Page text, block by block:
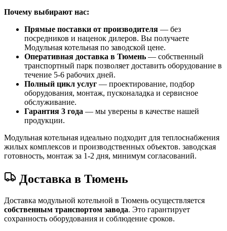
Почему выбирают нас:
Прямые поставки от производителя — без
посредников и наценок дилеров. Вы получаете
Модульная котельная по заводской цене.
Оперативная доставка в Тюмень — собственный
транспортный парк позволяет доставить оборудование в
течение 5-6 рабочих дней.
Полный цикл услуг — проектирование, подбор
оборудования, монтаж, пусконаладка и сервисное
обслуживание.
Гарантия 3 года — мы уверены в качестве нашей
продукции.
Модульная котельная идеально подходит для теплоснабжения
жилых комплексов и производственных объектов. заводская
готовность, монтаж за 1-2 дня, минимум согласований.
Доставка в Тюмень
Доставка модульной котельной в Тюмень осуществляется
собственным транспортом завода. Это гарантирует
сохранность оборудования и соблюдение сроков.